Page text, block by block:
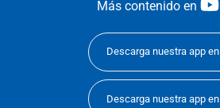
Más contenido en
Descarga nuestra app en
Descarga nuestra app en